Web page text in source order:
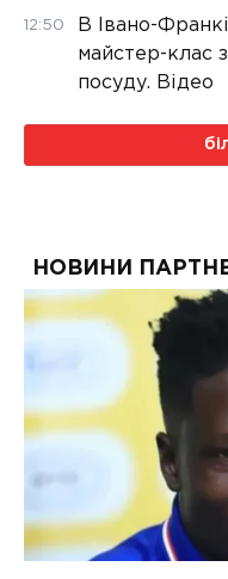
12:50
В Івано-
майстер-клас
посуду. Відео